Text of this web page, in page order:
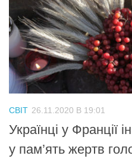
СВІТ 26.11.2020 В 19:01
Українці у Франції
у пам’ять жертв